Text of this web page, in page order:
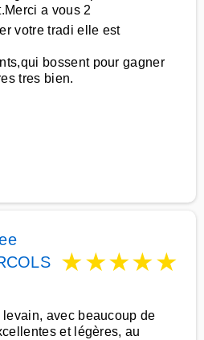
a vous 2
votre tradi elle est
bossent pour gagner
tres bien.
★★★★★
avec beaucoup de
et légères, au